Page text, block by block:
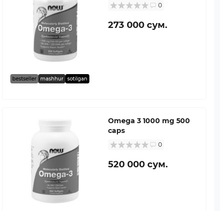
bestseller mashhur sotilgan
0
273 000 сум.
Omega 3 1000 mg 500
caps
0
520 000 сум.